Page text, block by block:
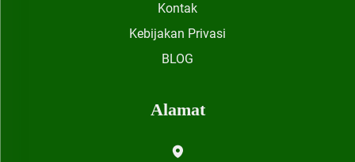
Kontak
Kebijakan Privasi
BLOG
Alamat